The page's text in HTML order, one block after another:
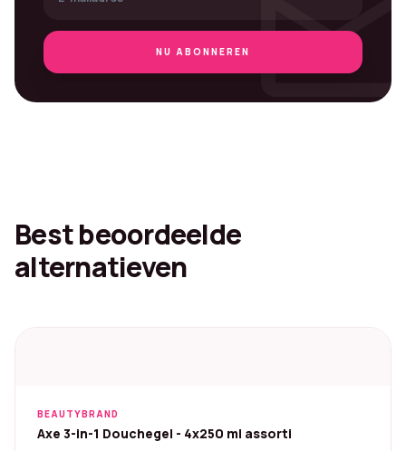
NU ABONNEREN
Best beoordeelde
alternatieven
BEAUTYBRAND
Axe 3-in-1 Douchegel - 4x250 ml assorti